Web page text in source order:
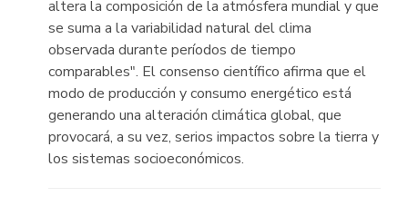
altera la composición de la atmósfera mundial y que
se suma a la variabilidad natural del clima
observada durante períodos de tiempo
comparables". El consenso científico afirma que el
modo de producción y consumo energético está
generando una alteración climática global, que
provocará, a su vez, serios impactos sobre la tierra y
los sistemas socioeconómicos.